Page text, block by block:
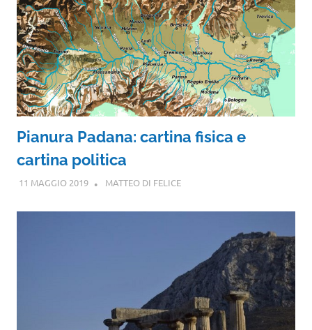
Pianura Padana: cartina fisica e
cartina politica
11 MAGGIO 2019 MATTEO DI FELICE